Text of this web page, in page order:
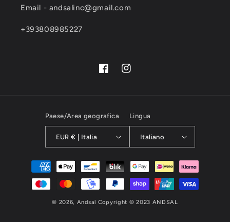
Email - andsalinc@gmail.com
+393808985227
FacebookInstagram
Paese/Area geografica
EUR € | Italia
Lingua
Italiano
Metodi
pagamento
© 2026, Andsal Copyright © 2023 ANDSAL